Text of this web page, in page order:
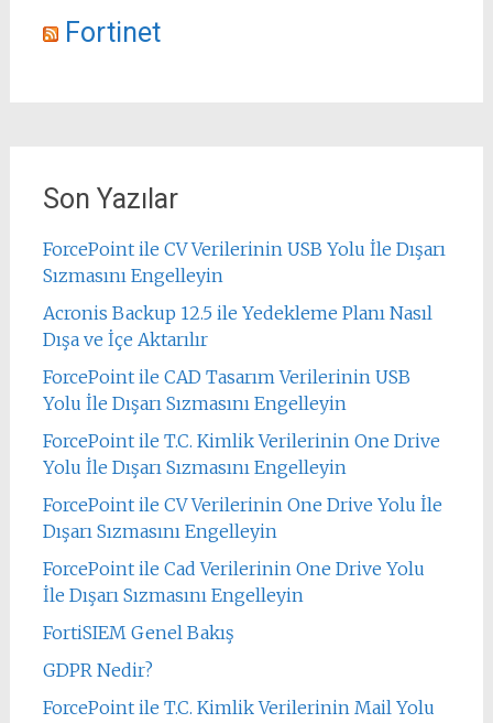
Fortinet
Son Yazılar
ForcePoint ile CV Verilerinin USB Yolu İle Dışarı
Sızmasını Engelleyin
Acronis Backup 12.5 ile Yedekleme Planı Nasıl
Dışa ve İçe Aktarılır
ForcePoint ile CAD Tasarım Verilerinin USB
Yolu İle Dışarı Sızmasını Engelleyin
ForcePoint ile T.C. Kimlik Verilerinin One Drive
Yolu İle Dışarı Sızmasını Engelleyin
ForcePoint ile CV Verilerinin One Drive Yolu İle
Dışarı Sızmasını Engelleyin
ForcePoint ile Cad Verilerinin One Drive Yolu
İle Dışarı Sızmasını Engelleyin
FortiSIEM Genel Bakış
GDPR Nedir?
ForcePoint ile T.C. Kimlik Verilerinin Mail Yolu